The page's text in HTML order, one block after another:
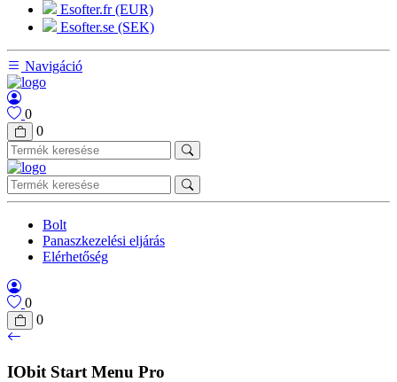
Esofter.fr (EUR)
Esofter.se (SEK)
Navigáció
0
0
Bolt
Panaszkezelési eljárás
Elérhetőség
0
0
IObit Start Menu Pro